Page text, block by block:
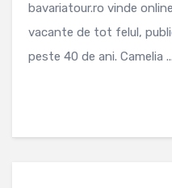
bavariatour.ro vinde
vacante de tot felul,
peste 40 de ani. Camelia ...